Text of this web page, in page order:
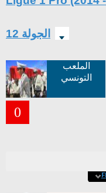
الجولة 12
الملعب
التونسي
0